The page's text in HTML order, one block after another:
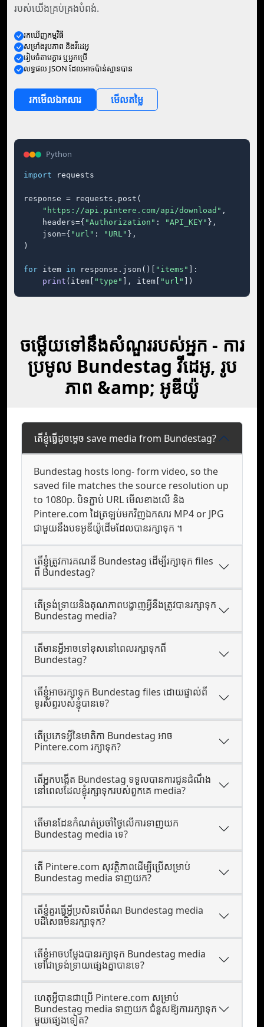
របស់យើងគ្រប់គ្រងបំពង់.
រក​ឃើញ​កម្មវិធី
សម្រាំង​រូបភាព និង​វីដេអូ
រៀបចំ​តាម​ក្ដារ ឬ​អ្នក​ប្រើ
លទ្ធផល JSON ដែល​អាច​ប៉ាន់ស្មាន​បាន
រក​មើល​ឯកសារ មើល​តម្លៃ
Python
import requests
response = requests.post(
"https://api.pintere.com/api/download" ,
    headers={
"Authorization" : "API_KEY" },
    json={
"url" : "URL" },
)
for item in response.json()[ "items"
]:
print (item[ "type" ], item[ "url" ])
ចម្លើយទៅនឹងសំណួររបស់អ្នក - ការ
ប្រមូល Bundestag វីដេអូ, រូប
ភាព &amp; អូឌីយ៉ូ
តើខ្ញុំធ្វើដូចម្តេច save media from Bundestag?
Bundestag hosts long- form video, so the
saved file matches the source resolution up
to 1080p. បិទភ្ជាប់ URL មើល​ខាងលើ និង
Pintere.com ដៃ​ត្រឡប់​មក​វិញ​ឯកសារ MP4 or JPG
ជាមួយ​នឹង​បទ​អូឌីយ៉ូ​ដើម​ដែល​បាន​រក្សា​ទុក ។
តើខ្ញុំត្រូវការគណនី Bundestag ដើម្បីរក្សាទុក files
ពី Bundestag?
តើទ្រង់ទ្រាយនិងគុណភាពបង្ហាញអ្វីនឹងត្រូវបានរក្សាទុក
Bundestag media?
តើមានអ្វីអាចទៅខុសនៅពេលរក្សាទុកពី
Bundestag?
តើខ្ញុំអាចរក្សាទុក Bundestag files ដោយផ្ទាល់ពី
ទូរស័ព្ទរបស់ខ្ញុំបានទេ?
តើប្រភេទអ្វីនៃមាតិកា Bundestag អាច
Pintere.com រក្សាទុក?
តើ​អ្នក​បង្កើត Bundestag ទទួល​បាន​ការ​ជូន​ដំណឹង​
នៅពេល​ដែល​ខ្ញុំ​រក្សា​ទុក​របស់​ពួកគេ media?
តើមានដែនកំណត់ប្រចាំថ្ងៃលើការទាញយក
Bundestag media ទេ?
តើ Pintere.com សុវត្ថិភាពដើម្បីប្រើសម្រាប់
Bundestag media ទាញយក?
តើខ្ញុំគួរធ្វើអ្វីប្រសិនបើតំណ Bundestag media
បដិសេធមិនរក្សាទុក?
តើខ្ញុំអាចបម្លែងបានរក្សាទុក Bundestag media
ទៅជាទ្រង់ទ្រាយផ្សេងគ្នាបានទេ?
ហេតុអ្វីបានជាប្រើ Pintere.com សម្រាប់
Bundestag media ទាញយក ជំនួសឱ្យការរក្សាទុក
មួយផ្សេងទៀត?